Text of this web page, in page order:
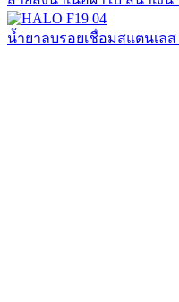
น้ำยาลบรอยเชื่อมสแตนเลส